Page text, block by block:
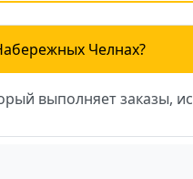
Челнах?
выполняет заказы,